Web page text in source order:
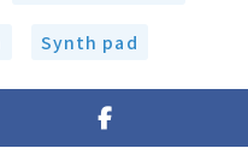
Synth pad